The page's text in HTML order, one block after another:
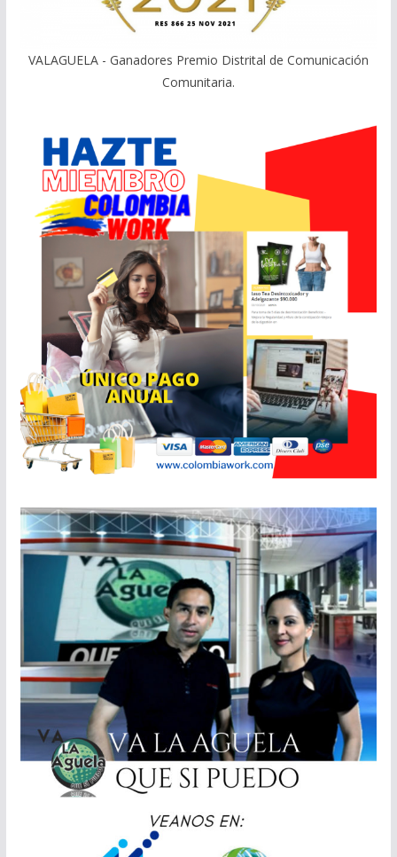
VALAGUELA - Ganadores Premio Distrital de Comunicación
Comunitaria.